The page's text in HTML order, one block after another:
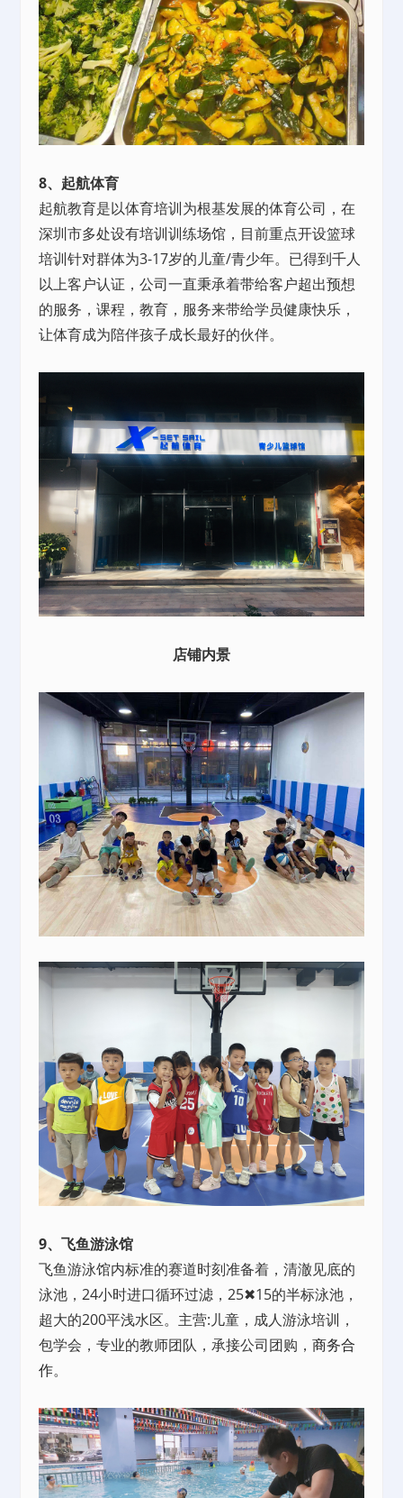
8、起航体育
起航教育是以体育培训为根基发展的体育公司，在
深圳市多处设有培训训练场馆，目前重点开设篮球
培训针对群体为3-17岁的儿童/青少年。已得到千人
以上客户认证，公司一直秉承着带给客户超出预想
的服务，课程，教育，服务来带给学员健康快乐，
让体育成为陪伴孩子成长最好的伙伴。
店铺内景
9、飞鱼游泳馆
飞鱼游泳馆内标准的赛道时刻准备着，清澈见底的
泳池，24小时进口循环过滤，25✖15的半标泳池，
超大的200平浅水区。主营:儿童，成人游泳培训，
包学会，专业的教师团队，承接公司团购，商务合
作。